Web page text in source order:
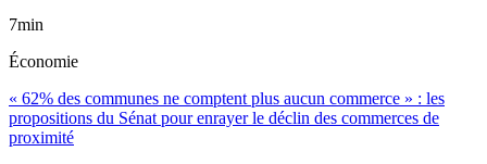
7min
Économie
« 62% des communes ne comptent plus aucun commerce » : les
propositions du Sénat pour enrayer le déclin des commerces de
proximité